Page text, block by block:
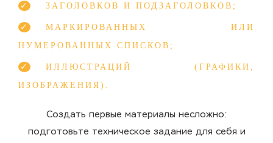
ЗАГОЛОВКОВ И ПОДЗАГОЛОВКОВ;
МАРКИРОВАННЫХ ИЛИ
НУМЕРОВАННЫХ СПИСКОВ;
ИЛЛЮСТРАЦИЙ (ГРАФИКИ,
ИЗОБРАЖЕНИЯ).
Создать первые материалы несложно:
подготовьте техническое задание для себя и